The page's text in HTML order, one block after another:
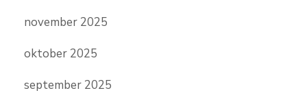
november 2025
oktober 2025
september 2025